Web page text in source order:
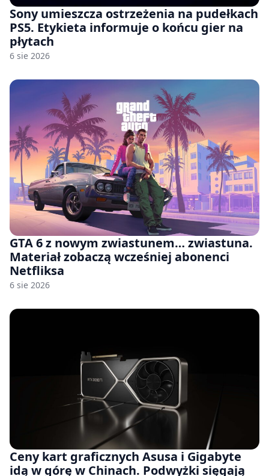
Sony umieszcza ostrzeżenia na pudełkach
PS5. Etykieta informuje o końcu gier na
płytach
6 sie 2026
GTA 6 z nowym zwiastunem… zwiastuna.
Materiał zobaczą wcześniej abonenci
Netfliksa
6 sie 2026
Ceny kart graficznych Asusa i Gigabyte
idą w górę w Chinach. Podwyżki sięgają